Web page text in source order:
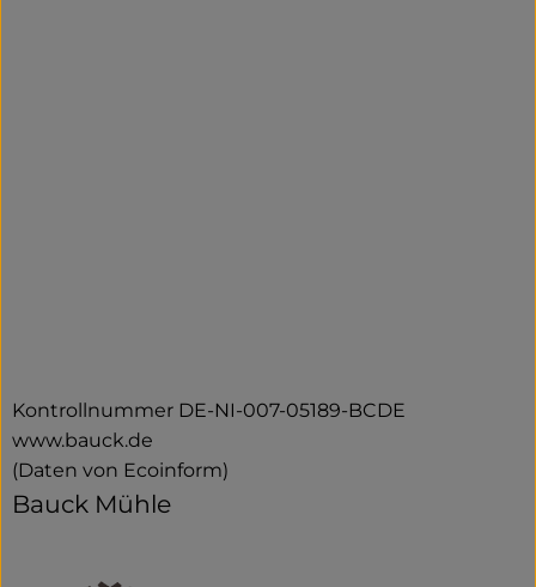
Kontrollnummer DE-NI-007-05189-BCDE
www.bauck.de
(Daten von Ecoinform)
Bauck Mühle